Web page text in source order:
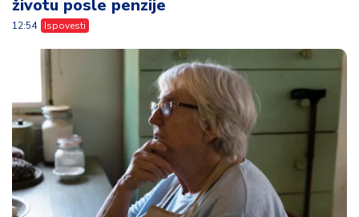
životu posle penzije
12:54 Ispovesti